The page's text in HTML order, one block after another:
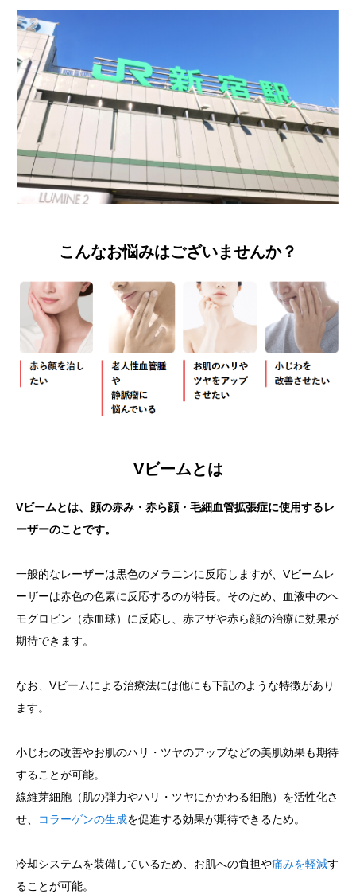
こんなお悩みはございませんか？
Vビームとは
Vビームとは、顔の赤み・赤ら顔・毛細血管拡張症に使用するレ
ーザーのことです。
一般的なレーザーは黒色のメラニンに反応しますが、Vビームレ
ーザーは赤色の色素に反応するのが特長。そのため、血液中のヘ
モグロビン（赤血球）に反応し、赤アザや赤ら顔の治療に効果が
期待できます。
なお、Vビームによる治療法には他にも下記のような特徴があり
ます。
小じわの改善やお肌のハリ・ツヤのアップなどの美肌効果も期待
することが可能。
線維芽細胞（肌の弾力やハリ・ツヤにかかわる細胞）を活性化さ
せ、
コラーゲンの生成を促進する効果が期待できるため。
冷却システムを装備しているため、お肌への負担や痛みを軽減す
ることが可能。